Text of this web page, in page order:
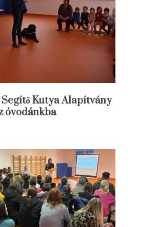
Kutya Alapítvány
óvodánkba